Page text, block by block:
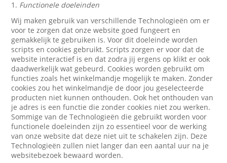
1. Functionele doeleinden
Wij maken gebruik van verschillende Technologieën om er
voor te zorgen dat onze website goed fungeert en
gemakkelijk te gebruiken is. Voor dit doeleinde worden
scripts en cookies gebruikt. Scripts zorgen er voor dat de
website interactief is en dat zodra jij ergens op klikt er ook
daadwerkelijk wat gebeurd. Cookies worden gebruikt om
functies zoals het winkelmandje mogelijk te maken. Zonder
cookies zou het winkelmandje de door jou geselecteerde
producten niet kunnen onthouden. Ook het onthouden van
je adres is een functie die zonder cookies niet zou werken.
Sommige van de Technologieën die gebruikt worden voor
functionele doeleinden zijn zo essentieel voor de werking
van onze website dat deze niet uit te schakelen zijn. Deze
Technologieën zullen niet langer dan een aantal uur na je
websitebezoek bewaard worden.